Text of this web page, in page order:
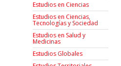
Estudios en Ciencias
Estudios en Ciencias,
Tecnologías y Sociedad
Estudios en Salud y
Medicinas
Estudios Globales